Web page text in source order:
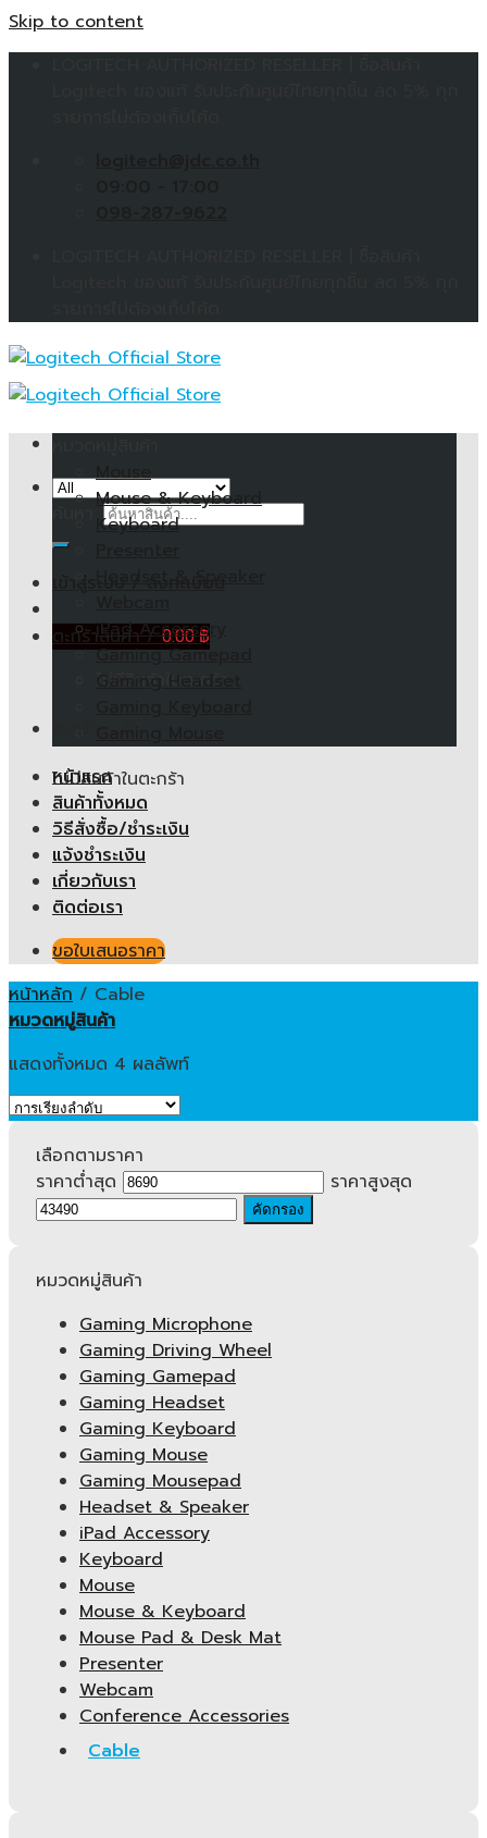
Skip to content
ตะกร้าสินค้า /0.00฿
ไม่มีสินค้าในตะกร้า
ไม่มีสินค้าในตะกร้า
Mouse
Mouse & Keyboard
Keyboard
iPad Accessory
Gaming Gamepad
Gaming Headset
หน้าแรก
สินค้าทั้งหมด
วิธีสั่งซื้อ/ชำระเงิน
แจ้งชำระเงิน
เกี่ยวกับเรา
ติดต่อเรา
ขอใบเสนอราคา
หน้าหลัก / Cable
หมวดหมู่สินค้า
แสดงทั้งหมด 4 ผลลัพท์
เลือกตามราคา
ราคาต่ำสุด
ราคาสูงสุด
คัดกรอง
หมวดหมู่สินค้า
Gaming Microphone
Gaming Driving Wheel
Gaming Gamepad
Gaming Headset
Gaming Keyboard
Gaming Mouse
Gaming Mousepad
Headset & Speaker
iPad Accessory
Keyboard
Mouse
Mouse & Keyboard
Mouse Pad & Desk Mat
Presenter
Webcam
Conference Accessories
Cable